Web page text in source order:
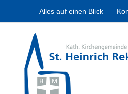
Alles auf einen Blick